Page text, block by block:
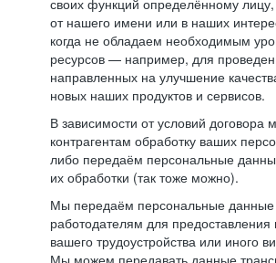
своих функций определённому лицу,
от нашего имени или в наших
когда не обладаем необходимым
ресурсов — например, для
направленных на улучшение
новых наших продуктов и сервисов.
В зависимости от условий договора
контрагентам обработку ваших
либо передаём персональные
их обработки (так тоже можно).
Мы передаём персональные
работодателям для предоставления
вашего трудоустройства или иного
Мы можем передавать данные